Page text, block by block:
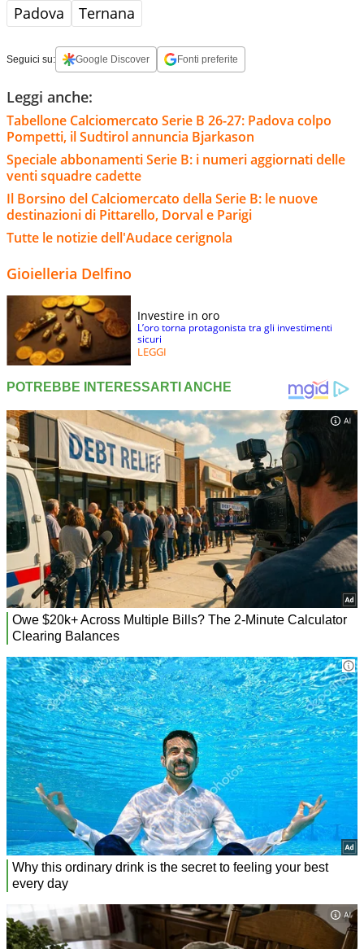
Padova
Ternana
Seguici su: Google Discover Fonti preferite
Leggi anche:
Tabellone Calciomercato Serie B 26-27: Padova colpo
Pompetti, il Sudtirol annuncia Bjarkason
Speciale abbonamenti Serie B: i numeri aggiornati delle
venti squadre cadette
Il Borsino del Calciomercato della Serie B: le nuove
destinazioni di Pittarello, Dorval e Parigi
Tutte le notizie dell'Audace cerignola
Gioielleria Delfino
Investire in oro
L’oro torna protagonista tra gli investimenti
sicuri
LEGGI